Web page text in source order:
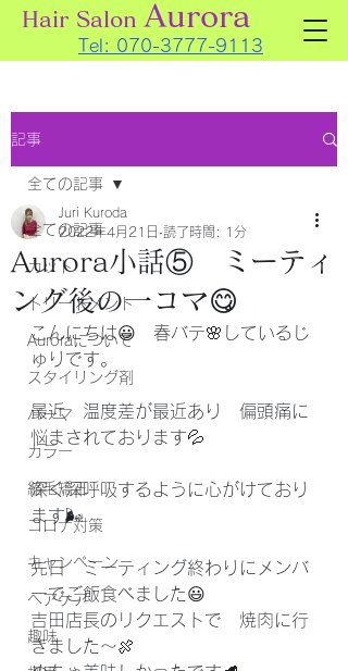
Hair Salon Aurora
Tel: 070-3777-9113
記事
全ての記事
カット
トリートメント
Auroraについて
スタイリング剤
パーマ
カラー
縮毛矯正
コロナ対策
キャンペーン
ヘアケア
趣味
全ての記事
Aurora小話⑤ ミーティ
ング後の一コマ😋
Juri Kuroda
2022年4月21日 読了時間: 1分
こんにちは😃　春バテ🌸しているじ
ゅりです。
最近　温度差が最近あり　偏頭痛に
悩まされております💦
深く深呼吸するように心がけており
ます🌬
先日　ミーティング終わりにメンバ
ーでご飯食べました😃
吉田店長のリクエストで　焼肉に行
きました〜🍖